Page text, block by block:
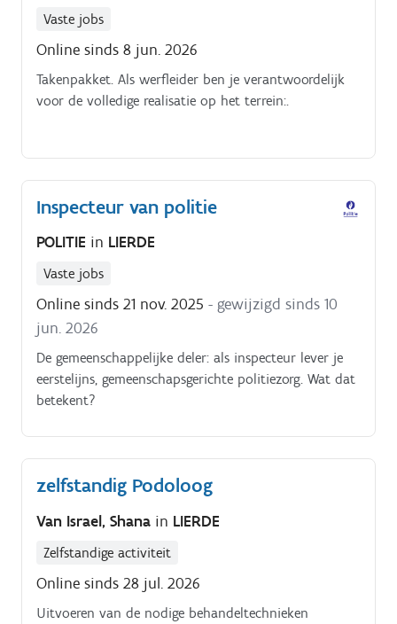
Vaste jobs
Online sinds 8 jun. 2026
Takenpakket. Als werfleider ben je verantwoordelijk
voor de volledige realisatie op het terrein:.
Inspecteur van politie
POLITIE in LIERDE
Vaste jobs
Online sinds 21 nov. 2025 - gewijzigd sinds 10
jun. 2026
De gemeenschappelijke deler: als inspecteur lever je
eerstelijns, gemeenschapsgerichte politiezorg. Wat dat
betekent?
zelfstandig Podoloog
Van Israel, Shana in LIERDE
Zelfstandige activiteit
Online sinds 28 jul. 2026
Uitvoeren van de nodige behandeltechnieken